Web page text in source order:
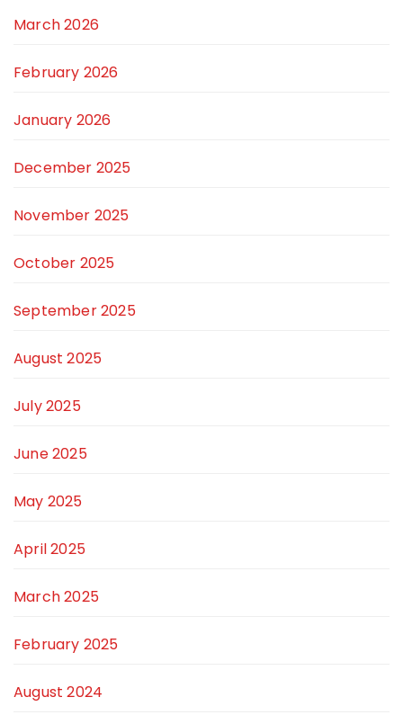
March 2026
February 2026
January 2026
December 2025
November 2025
October 2025
September 2025
August 2025
July 2025
June 2025
May 2025
April 2025
March 2025
February 2025
August 2024